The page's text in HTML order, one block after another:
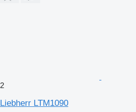
2
Liebherr LTM1090